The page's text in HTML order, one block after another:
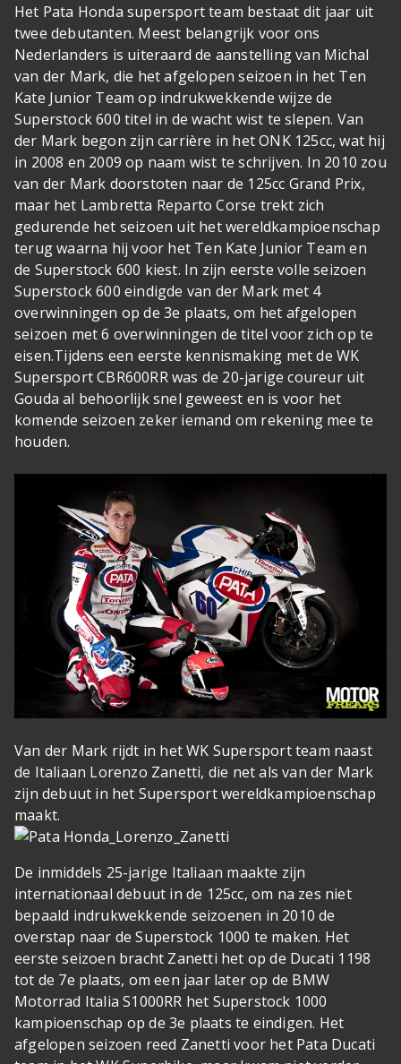
Het Pata Honda supersport team bestaat dit jaar uit
twee debutanten. Meest belangrijk voor ons
Nederlanders is uiteraard de aanstelling van Michal
van der Mark, die het afgelopen seizoen in het Ten
Kate Junior Team op indrukwekkende wijze de
Superstock 600 titel in de wacht wist te slepen. Van
der Mark begon zijn carrière in het ONK 125cc, wat hij
in 2008 en 2009 op naam wist te schrijven. In 2010 zou
van der Mark doorstoten naar de 125cc Grand Prix,
maar het Lambretta Reparto Corse trekt zich
gedurende het seizoen uit het wereldkampioenschap
terug waarna hij voor het Ten Kate Junior Team en
de Superstock 600 kiest. In zijn eerste volle seizoen
Superstock 600 eindigde van der Mark met 4
overwinningen op de 3e plaats, om het afgelopen
seizoen met 6 overwinningen de titel voor zich op te
eisen.Tijdens een eerste kennismaking met de WK
Supersport CBR600RR was de 20-jarige coureur uit
Gouda al behoorlijk snel geweest en is voor het
komende seizoen zeker iemand om rekening mee te
houden.
Van der Mark rijdt in het WK Supersport team naast
de Italiaan Lorenzo Zanetti, die net als van der Mark
zijn debuut in het Supersport wereldkampioenschap
maakt.
De inmiddels 25-jarige Italiaan maakte zijn
internationaal debuut in de 125cc, om na zes niet
bepaald indrukwekkende seizoenen in 2010 de
overstap naar de Superstock 1000 te maken. Het
eerste seizoen bracht Zanetti het op de Ducati 1198
tot de 7e plaats, om een jaar later op de BMW
Motorrad Italia S1000RR het Superstock 1000
kampioenschap op de 3e plaats te eindigen. Het
afgelopen seizoen reed Zanetti voor het Pata Ducati